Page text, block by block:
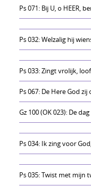
Ps 071: Bij U, o HEER,
Ps 032: Welzalig hij
Ps 033: Zingt vrolijk,
Ps 067: De Here God zij
Gz 100 (OK 023): De
Ps 034: Ik zing voor
Ps 035: Twist met mijn